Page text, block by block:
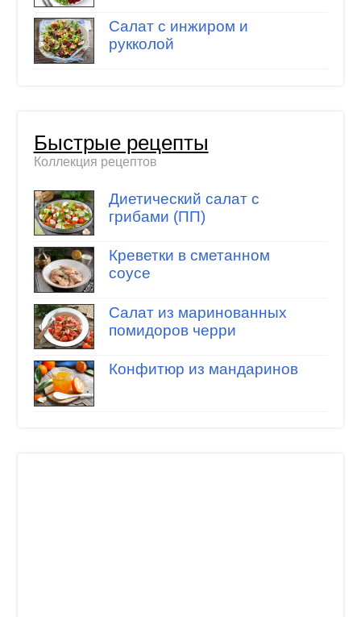
Салат с инжиром и
рукколой
Быстрые рецепты
Коллекция рецептов
Диетический салат с
грибами (ПП)
Креветки в сметанном
соусе
Салат из маринованных
помидоров черри
Конфитюр из мандаринов